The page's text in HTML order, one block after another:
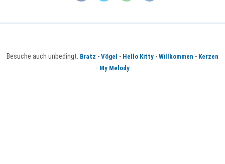
Besuche auch unbedingt: Bratz - Vögel - Hello Kitty - Willkommen - Kerzen
- My Melody